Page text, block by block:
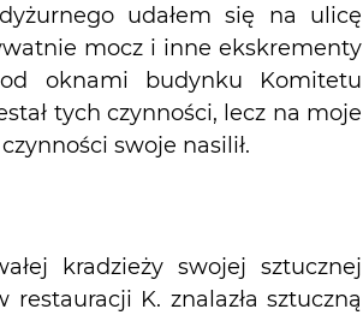
udałem się na ulicę
mocz i inne ekskrementy
oknami budynku Komitetu
tych czynności, lecz na moje
swoje nasilił.
kradzieży swojej sztucznej
K. znalazła sztuczną